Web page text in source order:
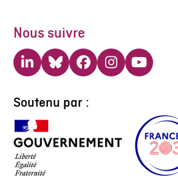
Nous suivre
LinkedInBlueskyFacebook
Instagram
YouTube
Soutenu par :